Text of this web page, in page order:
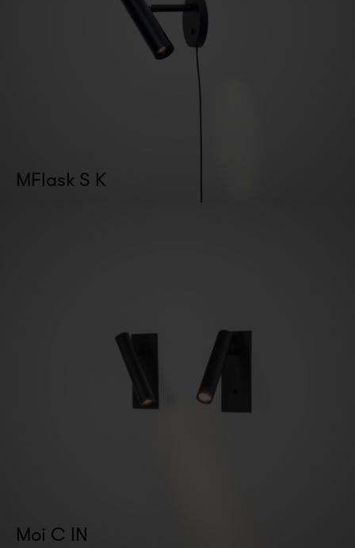
MFlask S K
Moi C IN